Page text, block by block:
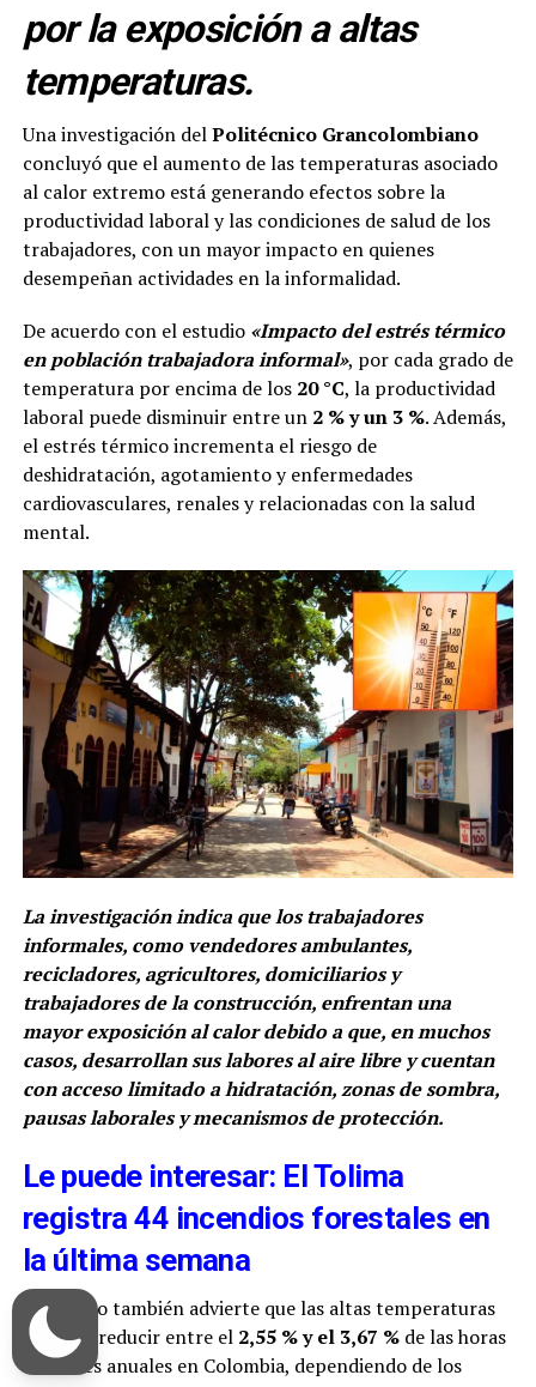
por la exposición a altas
temperaturas.
Una investigación delPolitécnico Grancolombiano
concluyó que el aumento de las temperaturas asociado
al calor extremo está generando efectos sobre la
productividad laboral y las condiciones de salud de los
trabajadores, con un mayor impacto en quienes
desempeñan actividades en la informalidad.
De acuerdo con el estudio «Impacto del estrés térmico
en población trabajadora informal», por cada grado de
temperatura por encima de los 20 °C, la productividad
laboral puede disminuir entre un 2 % y un 3 %. Además,
el estrés térmico incrementa el riesgo de
deshidratación, agotamiento y enfermedades
cardiovasculares, renales y relacionadas con la salud
mental.
La investigación indica que los trabajadores
informales, como vendedores ambulantes,
recicladores, agricultores, domiciliarios y
trabajadores de la construcción, enfrentan una
mayor exposición al calor debido a que, en muchos
casos, desarrollan sus labores al aire libre y cuentan
con acceso limitado a hidratación, zonas de sombra,
pausas laborales y mecanismos de protección.
Le puede interesar: El Tolima
registra 44 incendios forestales en
la última semana
El estudio también advierte que las altas temperaturas
podrían reducir entre el 2,55 % y el 3,67 %de las horas
laborales anuales en Colombia, dependiendo de los